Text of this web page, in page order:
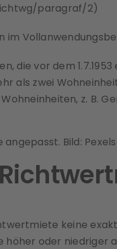
paragraf/2)
die vor dem
als zwei
z. B.
Bild:
keine
oder niedriger